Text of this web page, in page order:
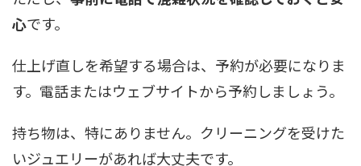
心です。
仕上げ直しを希望する場合は、予約が必要になりま
す。電話またはウェブサイトから予約しましょう。
持ち物は、特にありません。クリーニングを受けた
いジュエリーがあれば大丈夫です。